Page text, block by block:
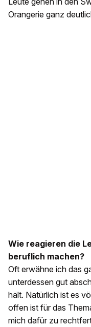
Orangerie ganz
Wie reagieren die
beruflich machen?
Oft erwähne ich das
unterdessen gut
hält. Natürlich ist es
offen ist für das
mich dafür zu